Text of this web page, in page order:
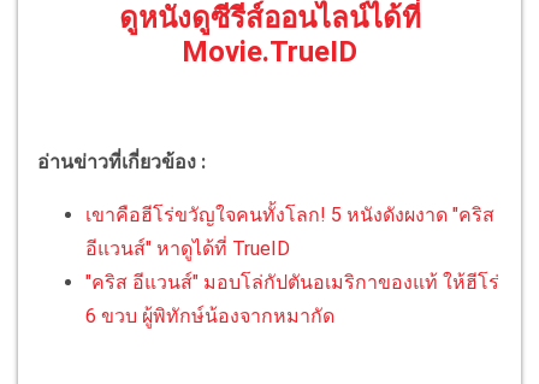
ดูหนังดูซีรีส์ออนไลน์ได้ที่
Movie.TrueID
อ่านข่าวที่เกี่ยวข้อง :
เขาคือฮีโร่ขวัญใจคนทั้งโลก! 5 หนังดังผงาด "คริส
อีแวนส์" หาดูได้ที่ TrueID
"คริส อีแวนส์" มอบโล่กัปตันอเมริกาของแท้ ให้ฮีโร่
6 ขวบ ผู้พิทักษ์น้องจากหมากัด